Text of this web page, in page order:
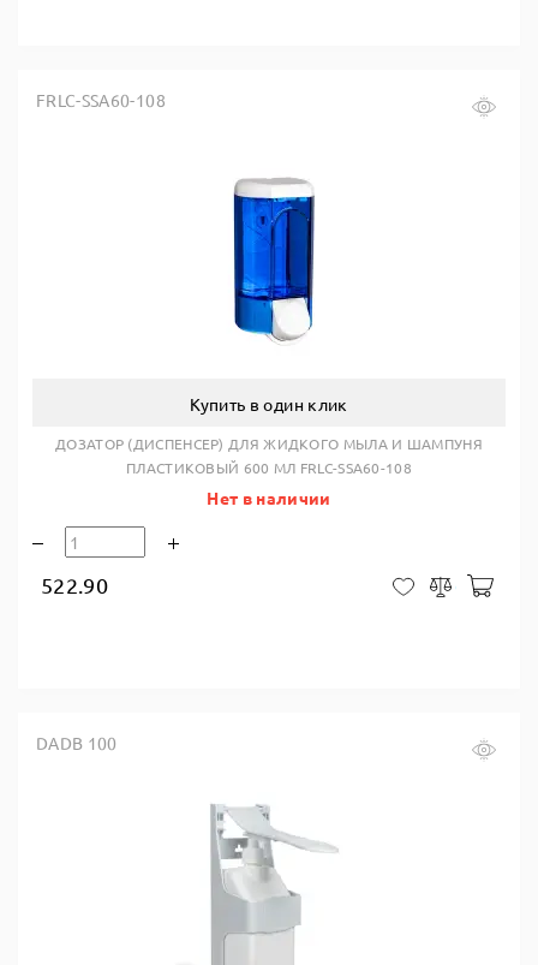
FRLC-SSA60-108
Купить в один клик
ДОЗАТОР (ДИСПЕНСЕР) ДЛЯ ЖИДКОГО МЫЛА И ШАМПУНЯ
ПЛАСТИКОВЫЙ 600 МЛ FRLC-SSA60-108
Нет в наличии
522.90 В закладки
Сравнить
DADB 100